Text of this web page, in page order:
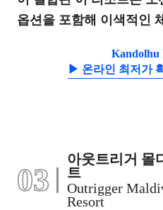
옵션을 포함해 이색적인
Kandolhu
▶ 온라인 최저가
03
아웃트리거 몰
트
Outrigger
Resort